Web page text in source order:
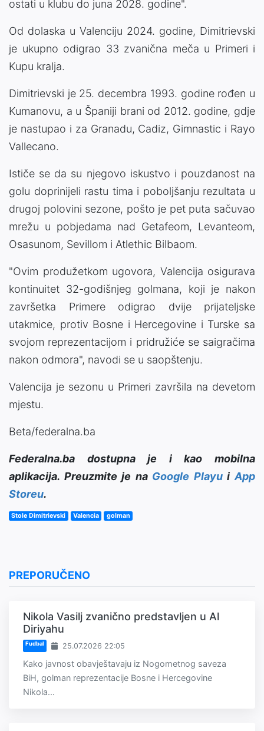
ostati u klubu do juna 2028. godine".
Od dolaska u Valenciju 2024. godine, Dimitrievski
je ukupno odigrao 33 zvanična meča u Primeri i
Kupu kralja.
Dimitrievski je 25. decembra 1993. godine rođen u
Kumanovu, a u Španiji brani od 2012. godine, gdje
je nastupao i za Granadu, Cadiz, Gimnastic i Rayo
Vallecano.
Ističe se da su njegovo iskustvo i pouzdanost na
golu doprinijeli rastu tima i poboljšanju rezultata u
drugoj polovini sezone, pošto je pet puta sačuvao
mrežu u pobjedama nad Getafeom, Levanteom,
Osasunom, Sevillom i Atlethic Bilbaom.
"Ovim produžetkom ugovora, Valencija osigurava
kontinuitet 32-godišnjeg golmana, koji je nakon
završetka Primere odigrao dvije prijateljske
utakmice, protiv Bosne i Hercegovine i Turske sa
svojom reprezentacijom i pridružiće se saigračima
nakon odmora", navodi se u saopštenju.
Valencija je sezonu u Primeri završila na devetom
mjestu.
Beta/federalna.ba
Federalna.ba dostupna je i kao mobilna
aplikacija. Preuzmite je na Google PlayuiApp
Storeu.
Stole Dimitrievski Valencia golman
PREPORUČENO
Nikola Vasilj zvanično predstavljen u Al
Diriyahu
Fudbal 25.07.2026 22:05
Kako javnost obavještavaju iz Nogometnog saveza
BiH, golman reprezentacije Bosne i Hercegovine
Nikola...